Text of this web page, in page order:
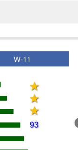
W-11